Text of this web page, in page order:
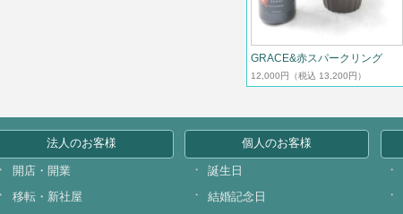
GRACE&赤スパークリング
12,000円 （税込 13,200円）
法人のお客様
開店・開業
移転・新社屋
個人のお客様
誕生日
結婚記念日